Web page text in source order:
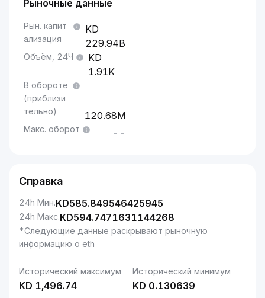
Рыночные данные
Рын. капит
ализация
229.94B
Объём, 24Ч
1.91K
В обороте
(приблизи
тельно)
120.68M
Макс. оборот --
Справка
24h Мин.KD585.849546425945
24h Макс.KD594.7471631144268
*Следующие данные раскрывают рыночную
информацию о eth
Исторический максимум
KD 1,496.74
Исторический минимум
KD 0.130639